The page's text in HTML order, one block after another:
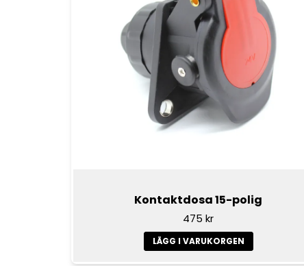
Kontaktdosa 15-polig
475 kr
LÄGG I VARUKORGEN